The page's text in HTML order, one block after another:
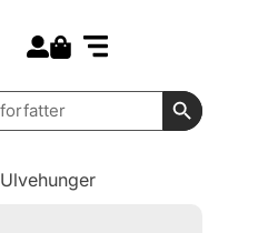
Search
Ulvehunger